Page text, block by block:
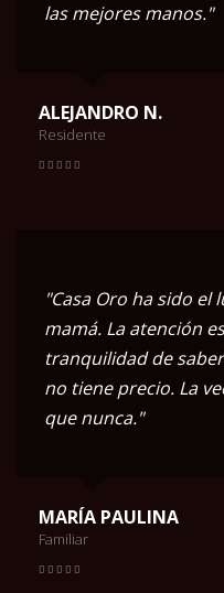
las mejores manos."
ALEJANDRO N.
Residente
"Casa Oro ha sido
mamá. La atención
tranquilidad de
no tiene precio. La
que nunca."
MARÍA PAULINA
Familiar